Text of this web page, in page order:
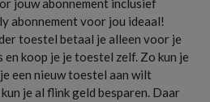
jouw abonnement inclusief
abonnement voor jou ideaal!
toestel betaal je alleen voor je
en koop je je toestel zelf. Zo kun je
een nieuw toestel aan wilt
je al flink geld besparen. Daar